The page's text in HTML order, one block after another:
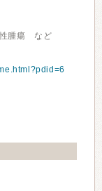
性腫瘍 など